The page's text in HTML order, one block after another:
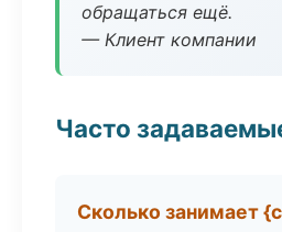
обращаться ещё.
— Клиент компании
Часто
Сколько занимает